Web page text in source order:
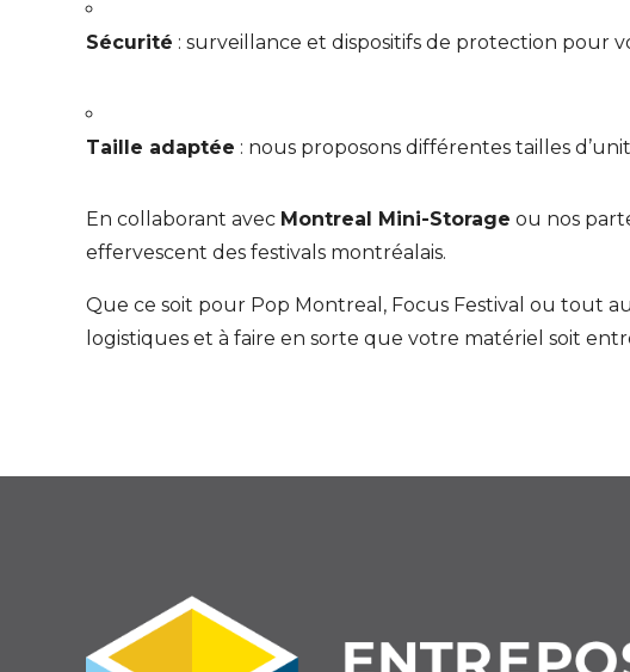
Sécurité : surveillance et dispositifs de protection pour
Taille adaptée : nous proposons différentes tailles
En collaborant avec Montreal Mini-Storage ou nos
effervescent des festivals montréalais.
Que ce soit pour Pop Montreal, Focus Festival ou tout
logistiques et à faire en sorte que votre matériel soit